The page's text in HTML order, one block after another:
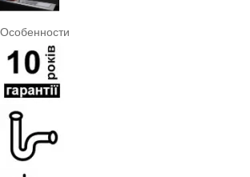
Особенности